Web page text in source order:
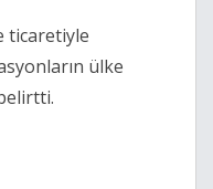
ticaretiyle
ülke